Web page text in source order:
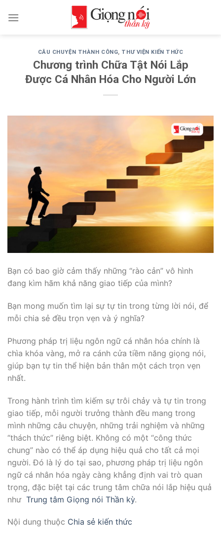
CÂU CHUYỆN THÀNH CÔNG, THƯ VIỆN KIẾN THỨC
Chương trình Chữa Tật Nói Lắp
Được Cá Nhân Hóa Cho Người Lớn
Bạn có bao giờ cảm thấy những “rào cản” vô hình
đang kìm hãm khả năng giao tiếp của mình?
Bạn mong muốn tìm lại sự tự tin trong từng lời nói, để
mỗi chia sẻ đều trọn vẹn và ý nghĩa?
Phương pháp trị liệu ngôn ngữ cá nhân hóa chính là
chìa khóa vàng, mở ra cánh cửa tiềm năng giọng nói,
giúp bạn tự tin thể hiện bản thân một cách trọn vẹn
nhất.
Trong hành trình tìm kiếm sự trôi chảy và tự tin trong
giao tiếp, mỗi người trưởng thành đều mang trong
mình những câu chuyện, những trải nghiệm và những
“thách thức” riêng biệt. Không có một “công thức
chung” nào có thể áp dụng hiệu quả cho tất cả mọi
người. Đó là lý do tại sao, phương pháp trị liệu ngôn
ngữ cá nhân hóa ngày càng khẳng định vai trò quan
trọng, đặc biệt tại các trung tâm chữa nói lắp hiệu quả
như Trung tâm Giọng nói Thần kỳ.
Nội dung thuộc Chia sẻ kiến thức